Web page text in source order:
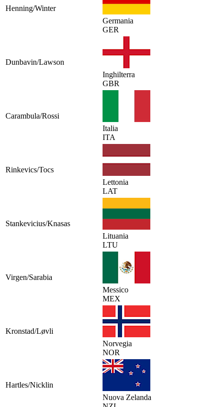
Henning/Winter
Germania
GER
Dunbavin/Lawson
Inghilterra
GBR
Carambula/Rossi
Italia
ITA
Rinkevics/Tocs
Lettonia
LAT
Stankevicius/Knasas
Lituania
LTU
Virgen/Sarabia
Messico
MEX
Kronstad/Løvli
Norvegia
NOR
Hartles/Nicklin
Nuova Zelanda